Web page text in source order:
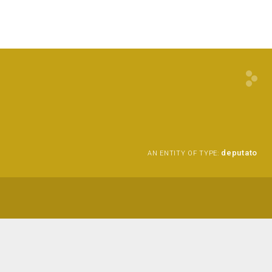
AN ENTITY OF TYPE: deputato